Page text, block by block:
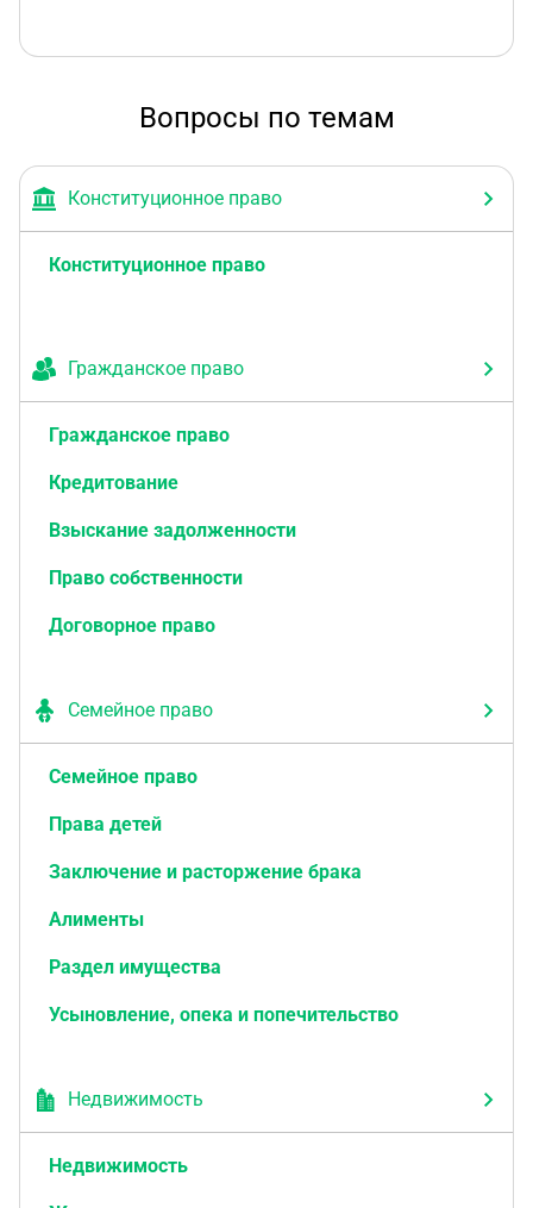
Вопросы по темам
Конституционное право
Конституционное право
Гражданское право
Гражданское право
Кредитование
Взыскание задолженности
Право собственности
Договорное право
Семейное право
Семейное право
Права детей
Заключение и расторжение брака
Алименты
Раздел имущества
Усыновление, опека и попечительство
Недвижимость
Недвижимость